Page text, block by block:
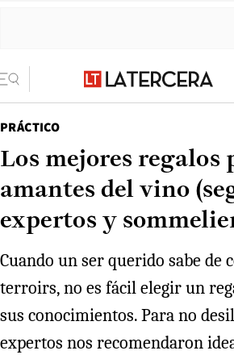
PRÁCTICO
Los mejores regalos
amantes del vino
expertos y
Cuando un ser querido sabe de
terroirs, no es fácil elegir un
sus conocimientos. Para no
expertos nos recomendaron